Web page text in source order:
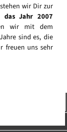
wir Dir zur
das Jahr 2007
wir mit dem
sind es, die
freuen uns sehr